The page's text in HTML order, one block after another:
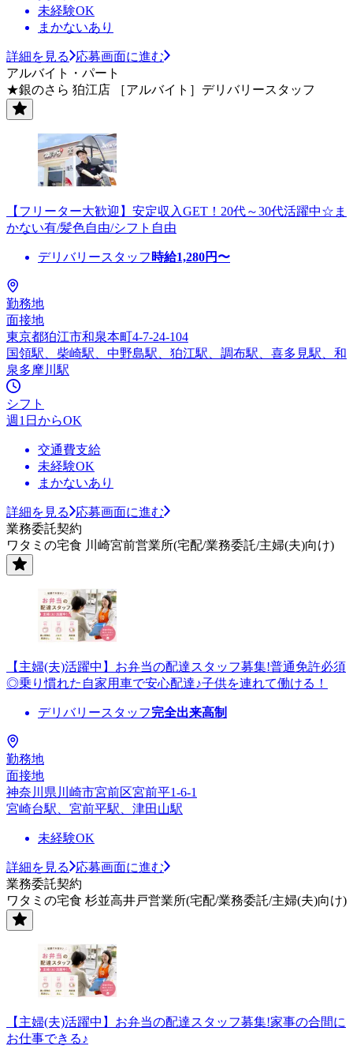
未経験OK
まかないあり
詳細を見る
応募画面に進む
アルバイト・パート
★銀のさら 狛江店 ［アルバイト］デリバリースタッフ
【フリーター大歓迎】安定収入GET！20代～30代活躍中☆ま
かない有/髪色自由/シフト自由
デリバリースタッフ 時給1,280円〜
勤務地
面接地
東京都狛江市和泉本町4-7-24-104
国領駅、柴崎駅、中野島駅、狛江駅、調布駅、喜多見駅、和
泉多摩川駅
シフト
週1日からOK
交通費支給
未経験OK
まかないあり
詳細を見る
応募画面に進む
業務委託契約
ワタミの宅食 川崎宮前営業所(宅配/業務委託/主婦(夫)向け)
【主婦(夫)活躍中】お弁当の配達スタッフ募集!普通免許必須
◎乗り慣れた自家用車で安心配達♪子供を連れて働ける！
デリバリースタッフ完全出来高制
勤務地
面接地
神奈川県川崎市宮前区宮前平1-6-1
宮崎台駅、宮前平駅、津田山駅
未経験OK
詳細を見る
応募画面に進む
業務委託契約
ワタミの宅食 杉並高井戸営業所(宅配/業務委託/主婦(夫)向け)
【主婦(夫)活躍中】お弁当の配達スタッフ募集!家事の合間に
お仕事できる♪